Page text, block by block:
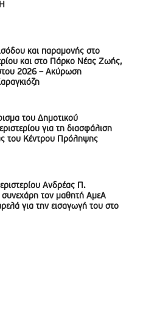
και παραμονής στο
και στο Πάρκο Νέας Ζωής,
2026 – Ακύρωση
του Δημοτικού
για τη διασφάλιση
του Κέντρου Πρόληψης
Ανδρέας Π.
τον μαθητή ΑμεΑ
για την εισαγωγή του στο